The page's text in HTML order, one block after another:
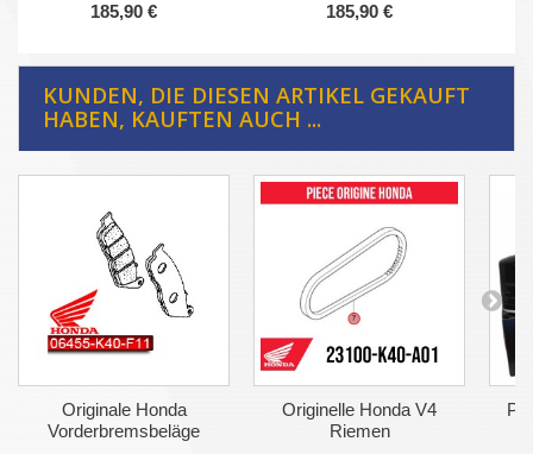
185,90 €
185,90 €
KUNDEN, DIE DIESEN ARTIKEL GEKAUFT
HABEN, KAUFTEN AUCH ...
Originale Honda
Vorderbremsbeläge
Originelle Honda V4
Riemen